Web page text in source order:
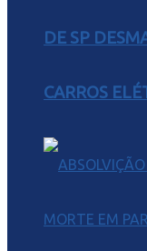
DE SP
CARROS